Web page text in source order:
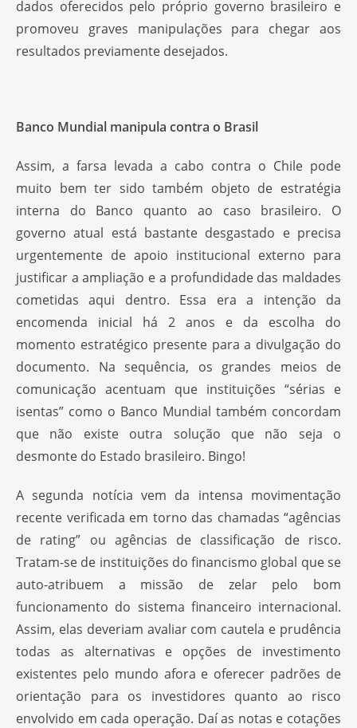
dados oferecidos pelo próprio governo brasileiro e
promoveu graves manipulações para chegar aos
resultados previamente desejados.
Banco Mundial manipula contra o Brasil
Assim, a farsa levada a cabo contra o Chile pode
muito bem ter sido também objeto de estratégia
interna do Banco quanto ao caso brasileiro. O
governo atual está bastante desgastado e precisa
urgentemente de apoio institucional externo para
justificar a ampliação e a profundidade das maldades
cometidas aqui dentro. Essa era a intenção da
encomenda inicial há 2 anos e da escolha do
momento estratégico presente para a divulgação do
documento. Na sequência, os grandes meios de
comunicação acentuam que instituições “sérias e
isentas” como o Banco Mundial também concordam
que não existe outra solução que não seja o
desmonte do Estado brasileiro. Bingo!
A segunda notícia vem da intensa movimentação
recente verificada em torno das chamadas “agências
de rating” ou agências de classificação de risco.
Tratam-se de instituições do financismo global que se
auto-atribuem a missão de zelar pelo bom
funcionamento do sistema financeiro internacional.
Assim, elas deveriam avaliar com cautela e prudência
todas as alternativas e opções de investimento
existentes pelo mundo afora e oferecer padrões de
orientação para os investidores quanto ao risco
envolvido em cada operação. Daí as notas e cotações